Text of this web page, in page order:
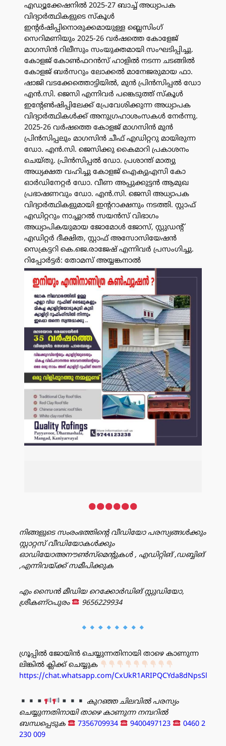
എഡ്യൂക്കേഷനിൽ 2025-27 ബാച്ച് അധ്യാപക
വിദ്യാർത്ഥികളുടെ സ്കൂൾ
ഇന്റർഷിപ്പിനൊരുക്കമായുള്ള ബ്ലെസിംഗ്
സെറിമണിയും 2025-26 വർഷത്തെ കോളേജ്
മാഗസിൻ റിലീസും സംയുക്തമായി സംഘടിപ്പിച്ചു.
കോളജ് കോൺഫറൻസ് ഹാളിൽ നടന്ന ചടങ്ങിൽ
കോളജ് ബർസറും ലോക്കൽ മാനേജരുമായ ഫാ.
ഷാജി വടക്കേത്തൊട്ടിയിൽ, മുൻ പ്രിൻസിപ്പൽ ഡോ
എൻ.സി. ജെസി എന്നിവർ പങ്കെടുത്ത് സ്കൂൾ
ഇന്റേൺഷിപ്പിലേക്ക് പ്രേവേശിക്കുന്ന അധ്യാപക
വിദ്യാർത്ഥികൾക്ക് അനുഗ്രഹാശംസകൾ നേർന്നു.
2025-26 വർഷത്തെ കോളജ് മാഗസിൻ മുൻ
പ്രിൻസിപ്പലും മാഗസിൻ ചീഫ് എഡിറ്ററു മായിരുന്ന
ഡോ. എൻ.സി. ജെസിക്കു കൈമാറി പ്രകാശനം
ചെയ്തു. പ്രിൻസിപ്പൽ ഡോ. പ്രശാന്ത് മാത്യു
അധ്യക്ഷത വഹിച്ചു കോളജ് ഐക്യുഎസി കോ
ഓർഡിനേറ്റർ ഡോ. വീണ അപ്പുക്കുട്ടൻ ആമുഖ
പ്രഭാഷണവും ഡോ. എൻ.സി. ജെസി അധ്യാപക
വിദ്യാർത്ഥികളുമായി ഇന്ററാക്ഷനും നടത്തി. സ്റ്റാഫ്‌
എഡിറ്ററും നാച്ചുറൽ സയൻസ് വിഭാഗം
അധ്യാപികയുമായ ജോമോൾ ജോസ്, സ്റ്റുഡന്റ്
എഡിറ്റർ ദീക്ഷിത, സ്റ്റാഫ്‌ അസോസിയേഷൻ
സെക്രട്ടറി കെ.ജെ.രാജേഷ് എന്നിവർ പ്രസംഗിച്ചു.
റിപ്പോർട്ടർ: തോമസ് അയ്യങ്കനാൽ
പരസ്യം
നിങ്ങളുടെ സംരംഭത്തിൻ്റെ വീഡിയോ പരസ്യങ്ങൾക്കും
സ്റ്റാറ്റസ് വീഡിയോകൾക്കും
ഓഡിയോഅനൗൺസ്‌മെന്റുകൾ , എഡിറ്റിങ് ,ഡബ്ബിങ്
,എന്നിവയ്ക്ക് സമീപിക്കുക
എം സൈൻ മീഡിയ റെക്കോർഡിങ് സ്റ്റുഡിയോ,
ശ്രീകണ്ഠപുരം
9656229934
ഗ്രൂപ്പിൽ ജോയിൻ ചെയ്യുന്നതിനായി താഴെ കാണുന്ന
ലിങ്കിൽ ക്ലിക്ക് ചെയ്യുക
https://chat.whatsapp.com/CxUkR1ARIPQCYda8dNpsSl
കുറഞ്ഞ ചിലവിൽ പരസ്യം
ചെയ്യുന്നതിനായി താഴെ കാണുന്ന നമ്പറിൽ
ബന്ധപ്പെടുക
7356709934 9400497123
0460 2
230 009